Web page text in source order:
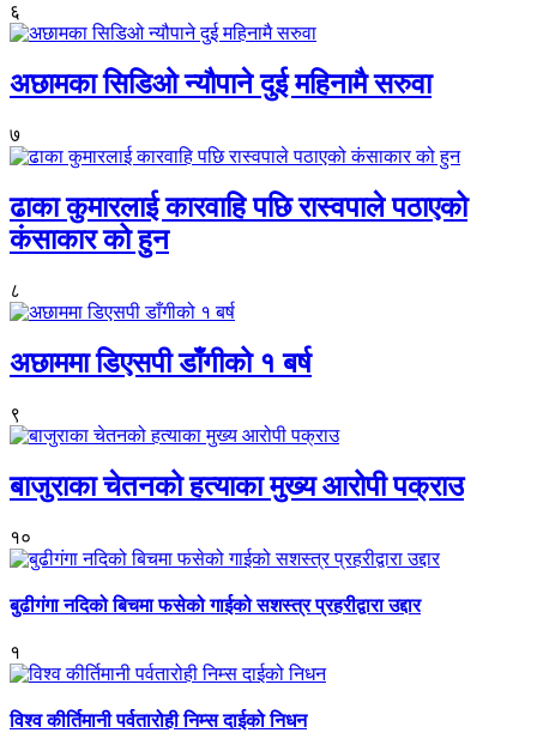
६
अछामका सिडिओ न्यौपाने दुई महिनामै सरुवा
७
ढाका कुमारलाई कारवाहि पछि रास्वपाले पठाएको
कंसाकार को हुन
८
अछाममा डिएसपी डाँगीको १ बर्ष
९
बाजुराका चेतनको हत्याका मुख्य आरोपी पक्राउ
१०
बुढीगंगा नदिको बिचमा फसेको गाईको सशस्त्र प्रहरीद्वारा उद्दार
१
विश्व कीर्तिमानी पर्वतारोही निम्स दाईको निधन